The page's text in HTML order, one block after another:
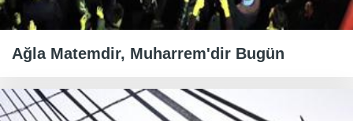
Ağla Matemdir, Muharrem'dir Bugün